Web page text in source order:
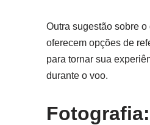
Outra sugestão sobre
oferecem opções de
para tornar sua
durante o voo.